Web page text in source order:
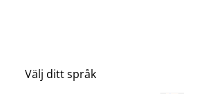
Välj ditt språk